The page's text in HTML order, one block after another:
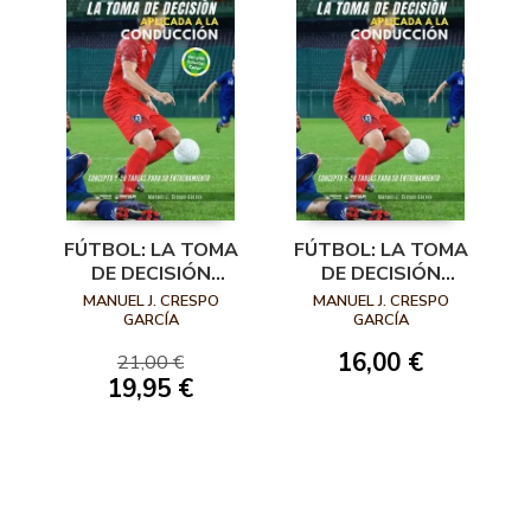
FÚTBOL: LA TOMA
DE DECISIÓN
APLICADA A LA
CONDUCCIÓN
MANUEL J. CRESPO
GARCÍA
21,00 €
19,95 €
FÚTBOL: LA TOMA
DE DECISIÓN
APLICADA A LA
CONDUCCIÓN
MANUEL J. CRESPO
GARCÍA
16,00 €